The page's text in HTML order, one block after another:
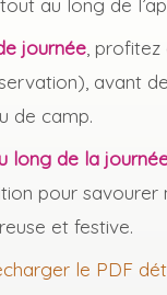
au long de
journée ,
avant
de camp.
long de la
pour savourer
et festive.
le PDF